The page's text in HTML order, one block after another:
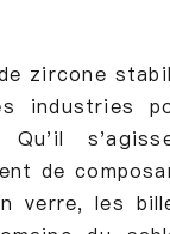
zircone
industries
Qu'il
de
verre, les